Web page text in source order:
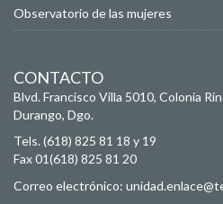
Observatorio de las mujeres
CONTACTO
Blvd. Francisco Villa 5010, Colonia
Durango, Dgo.
Tels. (618) 825 81 18 y 19
Fax 01(618) 825 81 20
Correo electrónico: